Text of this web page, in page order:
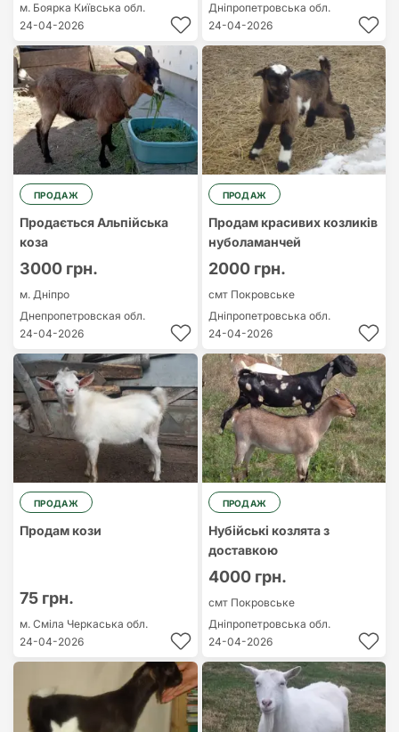
м. Боярка Київська обл.
24-04-2026
Дніпропетровська обл.
24-04-2026
ПРОДАЖ
Продається Альпійська
коза
3000 грн.
м. Дніпро
Днепропетровская обл.
24-04-2026
ПРОДАЖ
Продам красивих козликів
нуболаманчей
2000 грн.
смт Покровське
Дніпропетровська обл.
24-04-2026
ПРОДАЖ
Продам кози
75 грн.
м. Сміла Черкаська обл.
24-04-2026
ПРОДАЖ
Нубійські козлята з
доставкою
4000 грн.
смт Покровське
Дніпропетровська обл.
24-04-2026